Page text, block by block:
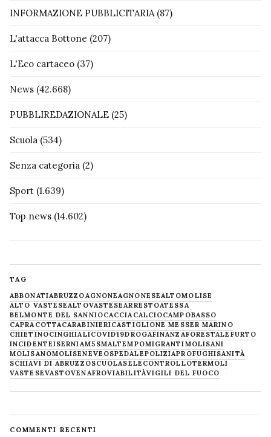
INFORMAZIONE PUBBLICITARIA(87)
L'attacca Bottone (207)
L'Eco cartaceo (37)
News (42.668)
PUBBLIREDAZIONALE (25)
Scuola (534)
Senza categoria (2)
Sport (1.639)
Top news (14.602)
TAG
ABBONATIABRUZZOAGNONEAGNONESEALTOMOLISE
ALTO VASTESEALTOVASTESEARRESTOATESSA
BELMONTE DEL SANNIOCACCIACALCIOCAMPOBASSO
CAPRACOTTACARABINIERICASTIGLIONE MESSER MARINO
CHIETINOCINGHIALICOVID19DROGAFINANZAFORESTALE FURTO
INCIDENTEISERNIAM5SMALTEMPOMIGRANTIMOLISANI
MOLISANOMOLISENEVE OSPEDALEPOLIZIAPROFUGHISANITÀ
SCHIAVI DI ABRUZZOSCUOLASELECONTROLLOTERMOLI
VASTESEVASTOVENAFROVIABILITÀVIGILI DEL FUOCO
COMMENTI RECENTI